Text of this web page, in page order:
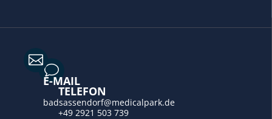
v
TELEFON
+49 2921 503 739

E-MAIL
badsassendorf@medicalpark.de